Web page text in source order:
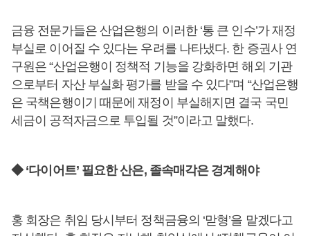
금융 전문가들은 산업은행의 이러한 ‘통 큰 인수’가 재정
부실로 이어질 수 있다는 우려를 나타냈다. 한 증권사 연
구원은 “산업은행이 정책적 기능을 강화하면 해외 기관
으로부터 자산 부실화 평가를 받을 수 있다”며 “산업은행
은 국책은행이기 때문에 재정이 부실해지면 결국 국민
세금이 공적자금으로 투입될 것”이라고 말했다.
◆ ‘다이어트’ 필요한 산은, 졸속매각은 경계해야
홍 회장은 취임 당시부터 정책금융의 ‘맏형’을 맡겠다고